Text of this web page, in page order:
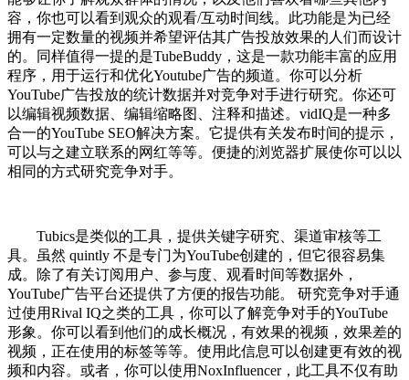
容，你也可以看到观众的观看/互动时间线。此功能是为已经
拥有一定数量的视频并希望评估其广告投放效果的人们而设计
的。同样值得一提的是TubeBuddy，这是一款功能丰富的应用
程序，用于运行和优化Youtube广告的频道。你可以分析
YouTube广告投放的统计数据并对竞争对手进行研究。你还可
以编辑视频数据、编辑缩略图、注释和描述。vidIQ是一种多
合一的YouTube SEO解决方案。它提供有关发布时间的提示，
可以与之建立联系的网红等等。便捷的浏览器扩展使你可以以
相同的方式研究竞争对手。
Tubics是类似的工具，提供关键字研究、渠道审核等工
具。虽然 quintly 不是专门为YouTube创建的，但它很容易集
成。除了有关订阅用户、参与度、观看时间等数据外，
YouTube广告平台还提供了方便的报告功能。 研究竞争对手通
过使用Rival IQ之类的工具，你可以了解竞争对手的YouTube
形象。你可以看到他们的成长概况，有效果的视频，效果差的
视频，正在使用的标签等等。使用此信息可以创建更有效的视
频和内容。或者，你可以使用NoxInfluencer，此工具不仅有助